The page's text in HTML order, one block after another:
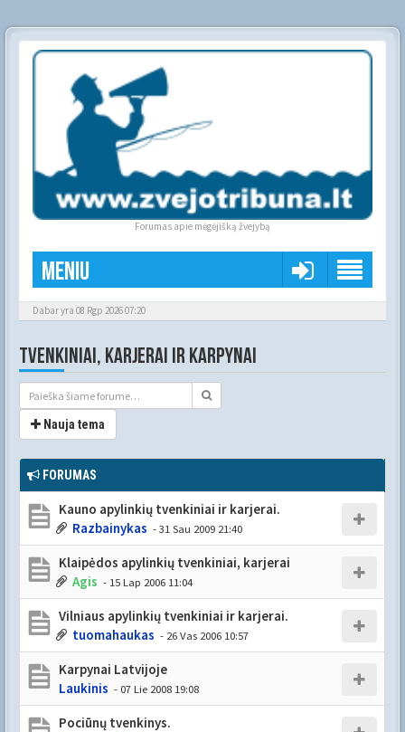
Forumas apie mėgėjišką žvejybą
Meniu
Dabar yra 08 Rgp 2026 07:20
TVENKINIAI, KARJERAI IR KARPYNAI
Nauja tema
FORUMAS
Kauno apylinkių tvenkiniai ir karjerai.
Razbainykas - 31 Sau 2009 21:40
Klaipėdos apylinkių tvenkiniai, karjerai
Agis - 15 Lap 2006 11:04
Vilniaus apylinkių tvenkiniai ir karjerai.
tuomahaukas - 26 Vas 2006 10:57
Karpynai Latvijoje
Laukinis - 07 Lie 2008 19:08
Pociūnų tvenkinys.